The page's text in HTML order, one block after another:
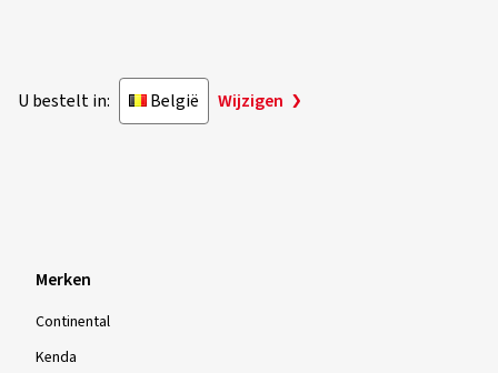
U bestelt in: België Wijzigen
Merken
Continental
Kenda